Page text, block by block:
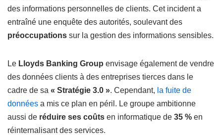
des informations personnelles de clients. Cet incident a
entraîné une enquête des autorités, soulevant des
préoccupations sur la gestion des informations sensibles.
Le Lloyds Banking Group envisage également de vendre
des données clients à des entreprises tierces dans le
cadre de sa « Stratégie 3.0 ». Cependant, la fuite de
données a mis ce plan en péril. Le groupe ambitionne
aussi de réduire ses coûts en informatique de 35 % en
réinternalisant des services.